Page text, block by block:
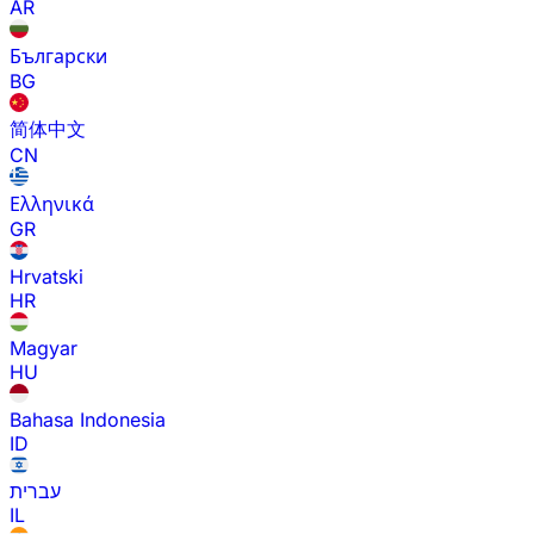
AR
Български
BG
简体中文
CN
Ελληνικά
GR
Hrvatski
HR
Magyar
HU
Bahasa Indonesia
ID
עברית
IL